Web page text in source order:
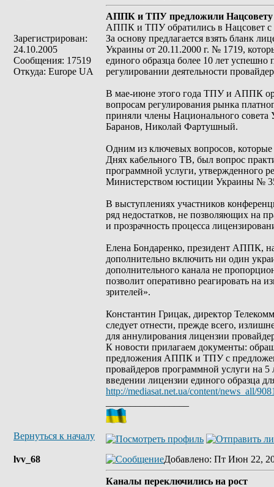
Зарегистрирован:
24.10.2005
Сообщения: 17519
Откуда: Europe UA
АППК и ТПУ предложили Нацсовету
АППК и ТПУ обратились в Нацсовет с
За основу предлагается взять бланк
Украины от 20.11.2000 г. № 1719,
единого образца более 10 лет
регулировании деятельности
В мае-июне этого года ТПУ и АППК
вопросам регулирования рынка
приняли члены Национального
Баранов, Николай Фартушный.
Одним из ключевых вопросов,
Днях кабельного ТВ, был вопрос
программной услуги, утвержденного
Министерством юстиции Украины №
В выступлениях участников
ряд недостатков, не позволяющих на
и прозрачность процесса
Елена Бондаренко, президент АППК,
дополнительно включить ни один
дополнительного канала не
позволит оперативно реагировать на
зрителей».
Константин Грицак, директор
следует отнести, прежде всего,
для аннулирования лицензии
К новости прилагаем документы:
предложения АППК и ТПУ с
провайдеров программной услуги на
введении лицензии единого образца
http://mediasat.net.ua/content/news_all/
Вернуться к началу
lvv_68 Добавлено: Пт Июн 22,
Каналы переключились на рост